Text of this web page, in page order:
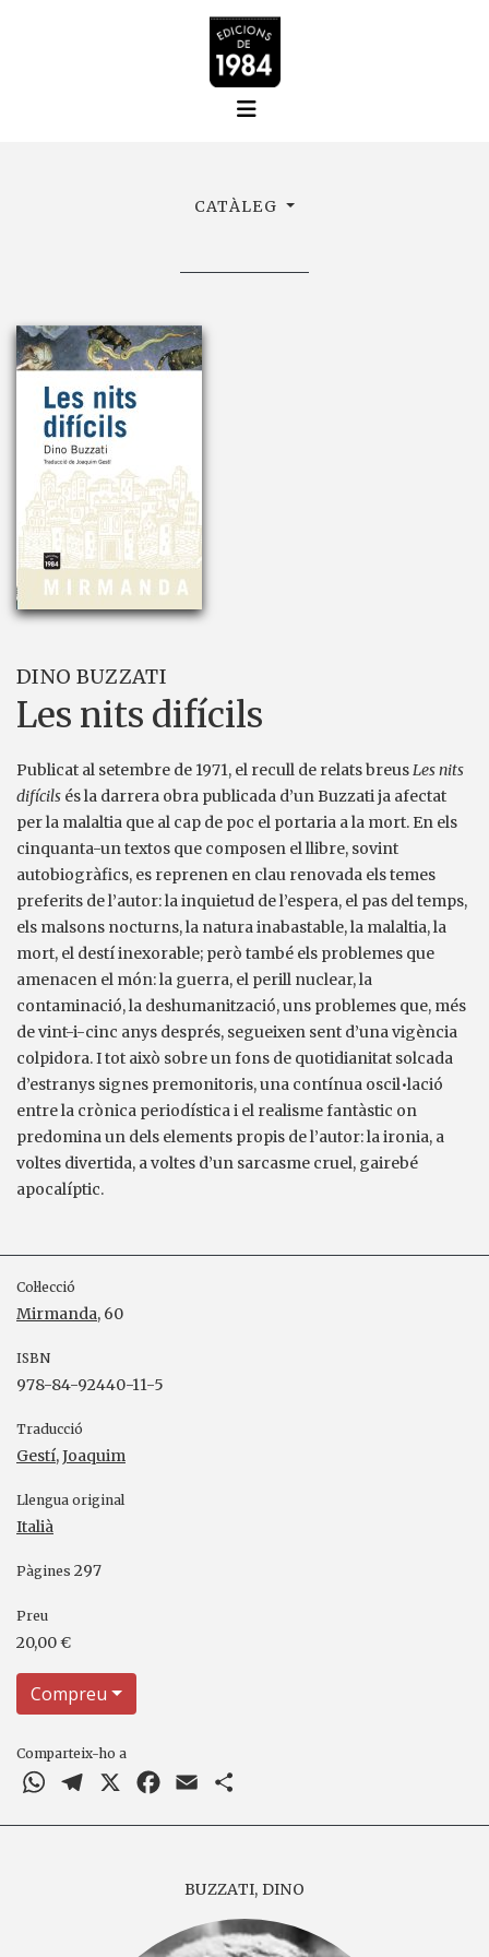
CATÀLEG
DINO BUZZATI
Les nits difícils
Publicat al setembre de 1971, el recull de relats breusLes nits
difícils és la darrera obra publicada d’un Buzzati ja afectat
per la malaltia que al cap de poc el portaria a la mort. En els
cinquanta-un textos que composen el llibre, sovint
autobiogràfics, es reprenen en clau renovada els temes
preferits de l’autor: la inquietud de l’espera, el pas del temps,
els malsons nocturns, la natura inabastable, la malaltia, la
mort, el destí inexorable; però també els problemes que
amenacen el món: la guerra, el perill nuclear, la
contaminació, la deshumanització, uns problemes que, més
de vint-i-cinc anys després, segueixen sent d’una vigència
colpidora. I tot això sobre un fons de quotidianitat solcada
d’estranys signes premonitoris, una contínua oscil•lació
entre la crònica periodística i el realisme fantàstic on
predomina un dels elements propis de l’autor: la ironia, a
voltes divertida, a voltes d’un sarcasme cruel, gairebé
apocalíptic.
Col·lecció
Mirmanda, 60
ISBN
978-84-92440-11-5
Traducció
Gestí, Joaquim
Llengua original
Italià
Pàgines 297
Preu
20,00 €
Compreu
Comparteix-ho a
WhatsAppTelegram Facebook
Email
BUZZATI, DINO